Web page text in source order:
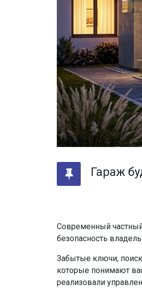
Гараж
Современный
безопасность
Забытые ключи,
которые понимают
реализовали